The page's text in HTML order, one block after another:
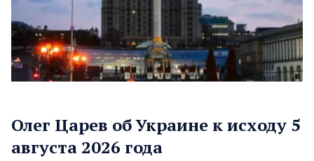
Олег Царев об Украине к исходу 5
августа 2026 года